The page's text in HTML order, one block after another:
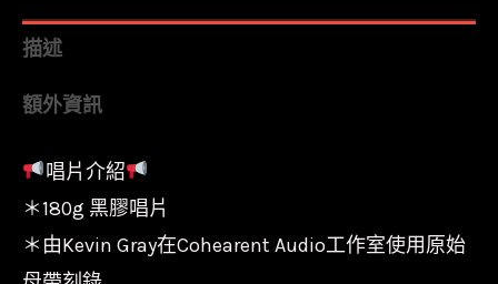
描述
額外資訊
唱片介紹
＊180g 黑膠唱片
＊由Kevin Gray在Cohearent Audio工作室使用原始